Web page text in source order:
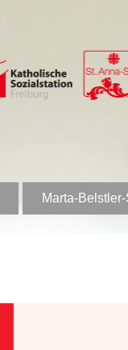
Marta-